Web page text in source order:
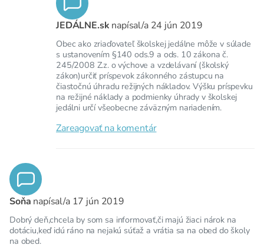
JEDÁLNE.sk napísal/a 24 jún 2019
Obec ako zriaďovateľ školskej jedálne môže v súlade
s ustanovením §140 ods.9 a ods. 10 zákona č.
245/2008 Z.z. o výchove a vzdelávaní (školský
zákon)určiť príspevok zákonného zástupcu na
čiastočnú úhradu režijných nákladov. Výšku príspevku
na režijné náklady a podmienky úhrady v školskej
jedálni určí všeobecne záväzným nariadením.
Zareagovať na komentár
Soňa napísal/a 17 jún 2019
Dobrý deň,chcela by som sa informovať,či majú žiaci nárok na
dotáciu,keď idú ráno na nejakú súťaž a vrátia sa na obed do školy
na obed.